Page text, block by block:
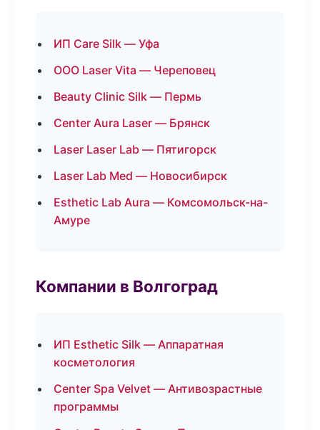
ИП Care Silk — Уфа
ООО Laser Vita — Череповец
Beauty Clinic Silk — Пермь
Center Aura Laser — Брянск
Laser Laser Lab — Пятигорск
Laser Lab Med — Новосибирск
Esthetic Lab Aura — Комсомольск-на-
Амуре
Компании в Волгоград
ИП Esthetic Silk — Аппаратная
косметология
Center Spa Velvet — Антивозрастные
программы